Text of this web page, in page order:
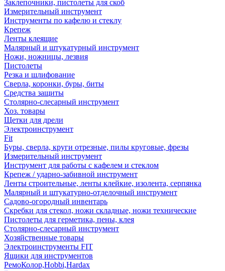
Заклепочники, пистолеты для скоб
Измерительный инструмент
Инструменты по кафелю и стеклу
Крепеж
Ленты клеящие
Малярный и штукатурный инструмент
Ножи, ножницы, лезвия
Пистолеты
Резка и шлифование
Сверла, коронки, буры, биты
Средства защиты
Столярно-слесарный инструмент
Хоз. товары
Щетки для дрели
Электроинструмент
Fit
Буры, сверла, круги отрезные, пилы круговые, фрезы
Измерительный инструмент
Инструмент для работы с кафелем и стеклом
Крепеж / ударно-забивной инструмент
Ленты строительные, ленты клейкие, изолента, серпянка
Малярный и штукатурно-отделочный инструмент
Садово-огородный инвентарь
Скребки для стекол, ножи складные, ножи технические
Пистолеты для герметика, пены, клея
Столярно-слесарный инструмент
Хозяйственные товары
Электроинструменты FIT
Ящики для инструментов
РемоКолор,Hobbi,Hardax